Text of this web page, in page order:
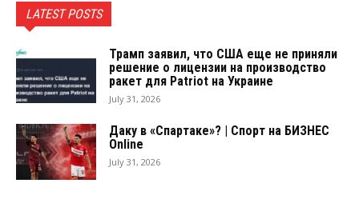
LATEST POSTS
Трамп заявил, что США еще не приняли
решение о лицензии на производство
ракет для Patriot на Украине
July 31, 2026
Даку в «Спартаке»? | Спорт на БИЗНЕС
Online
July 31, 2026